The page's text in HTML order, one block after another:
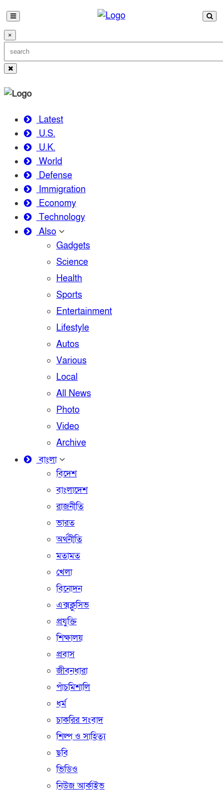
×
Latest
U.S.
U.K.
World
Defense
Immigration
Economy
Technology
Also
Gadgets
Science
Health
Sports
Entertainment
Lifestyle
Autos
Various
Local
All News
Photo
Video
Archive
বাংলা
বিদেশ
বাংলাদেশ
রাজনীতি
ভারত
অর্থনীতি
মতামত
খেলা
বিনোদন
এক্সক্লুসিভ
প্রযুক্তি
শিক্ষালয়
প্রবাস
জীবনধারা
পাঁচমিশালি
ধর্ম
চাকরির সংবাদ
শিল্প ও সাহিত্য
ছবি
ভিডিও
নিউজ আর্কাইভ